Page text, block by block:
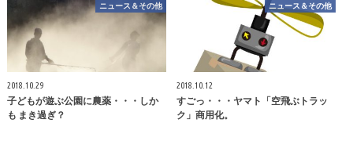
ニュース＆その他
2018.10.29
子どもが遊ぶ公園に農薬・・・しか
も まき過ぎ？
ニュース＆その他
2018.10.12
すごっ・・・ヤマト「空飛ぶトラッ
ク」商用化。